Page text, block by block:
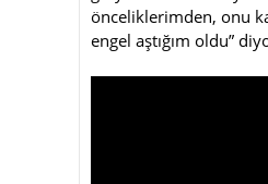
önceliklerimden, onu
engel aştığım oldu”